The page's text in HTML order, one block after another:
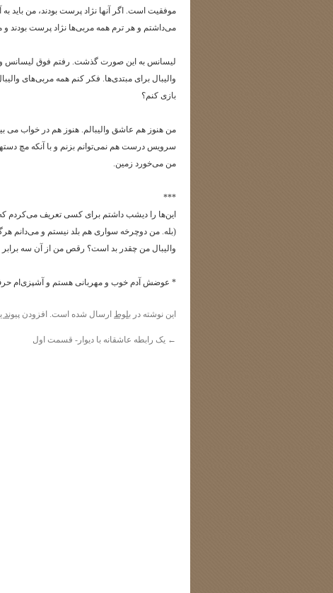
موفقیت است. اگر آنها نژاد پرست بودند، من باید
می‌داشتم و هر ترم همه مربی‌ها نژاد پرست بودند و
لیسانس به این صورت گذشت. رفتم فوق لیسانس و
والیبال برای مبتدی‌ها. فکر کنم همه مربی‌های
بازی کنم؟
من هنوز هم عاشق والیبالم. هنوز هم در خواب می
سرویس درست هم نمی‌توانم بزنم و با آنکه مچ
من می‌خورد زمین.
***
این‌ها را دیشب داشتم برای کسی تعریف می‌کردم
(بله. من دوچرخه سواری هم بلد نیستم و می‌دانم
والیبال من چقدر بد است؟ رقص من از آن سه
* عوضش آدم خوب و مهربانی هستم و آشپزی‌ام
این نوشته در بلوط ارسال شده است. افزودن پیوند
← یک رابطه عاشقانه با دیوار- قسمت اول